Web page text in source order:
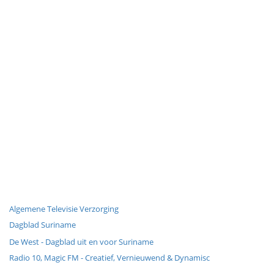
Algemene Televisie Verzorging
Dagblad Suriname
De West - Dagblad uit en voor Suriname
Radio 10, Magic FM - Creatief, Vernieuwend & Dynamisc